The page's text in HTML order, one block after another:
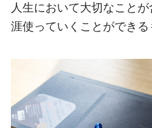
人生において大切なこと
涯使っていくことができる